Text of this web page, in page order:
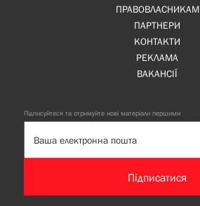
ПРАВОВЛАСНИКАМ
ПАРТНЕРИ
КОНТАКТИ
РЕКЛАМА
ВАКАНСІЇ
Підписуйтеся та отримуйте нові матеріали першими
Підписатися